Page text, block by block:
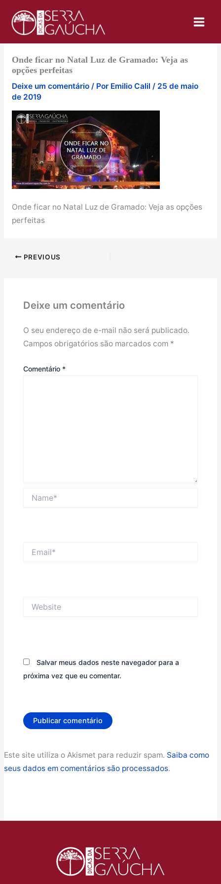
para
conteúdo
Onde ficar no Natal Luz de Gramado: Veja as
opções perfeitas
Deixe um comentário / Por Emilio Calil / 25 de maio
de 2019
Onde ficar no Natal Luz de Gramado: Veja as opções
perfeitas
PREVIOUS
Deixe um comentário
O seu endereço de e-mail não será publicado.
Campos obrigatórios são marcados com *
Comentário *
Salvar meus dados neste navegador para a
próxima vez que eu comentar.
Este site utiliza o Akismet para reduzir spam. Saiba como
seus dados em comentários são processados.